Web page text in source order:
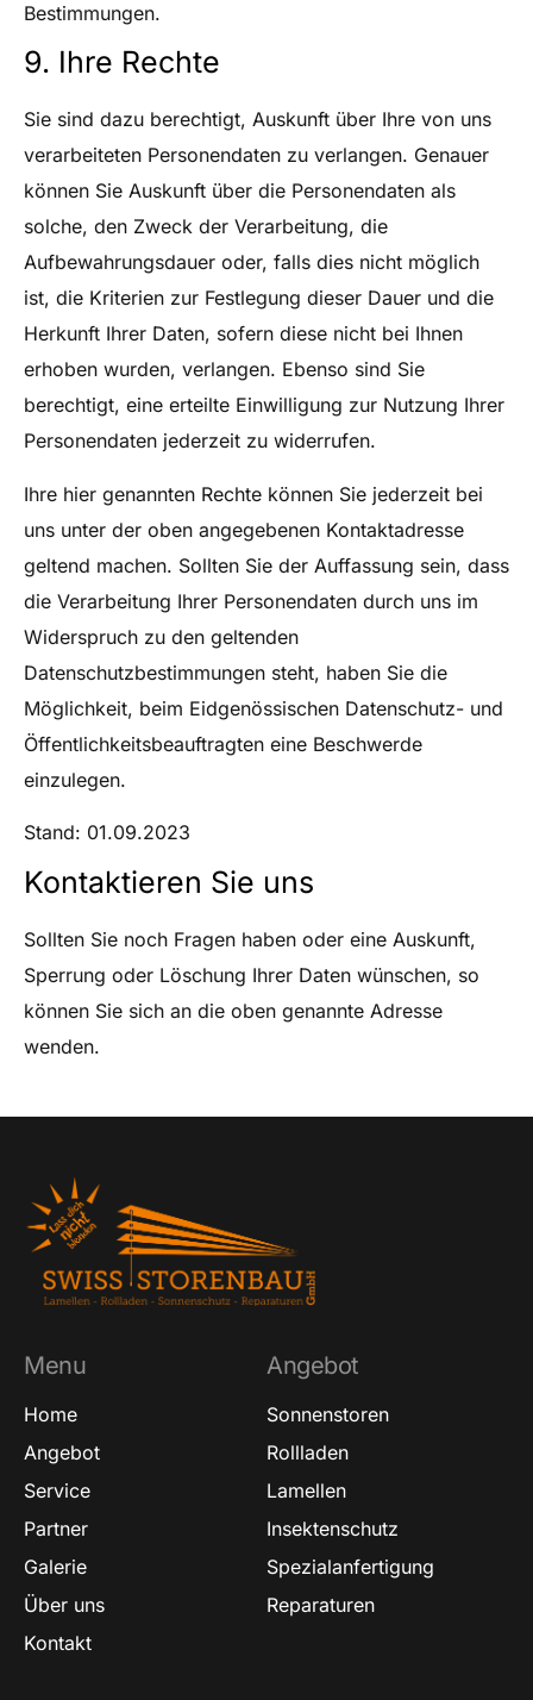
Bestimmungen.
9. Ihre Rechte
Sie sind dazu berechtigt, Auskunft über Ihre von uns
verarbeiteten Personendaten zu verlangen. Genauer
können Sie Auskunft über die Personendaten als
solche, den Zweck der Verarbeitung, die
Aufbewahrungsdauer oder, falls dies nicht möglich
ist, die Kriterien zur Festlegung dieser Dauer und die
Herkunft Ihrer Daten, sofern diese nicht bei Ihnen
erhoben wurden, verlangen. Ebenso sind Sie
berechtigt, eine erteilte Einwilligung zur Nutzung Ihrer
Personendaten jederzeit zu widerrufen.
Ihre hier genannten Rechte können Sie jederzeit bei
uns unter der oben angegebenen Kontaktadresse
geltend machen. Sollten Sie der Auffassung sein, dass
die Verarbeitung Ihrer Personendaten durch uns im
Widerspruch zu den geltenden
Datenschutzbestimmungen steht, haben Sie die
Möglichkeit, beim Eidgenössischen Datenschutz- und
Öffentlichkeitsbeauftragten eine Beschwerde
einzulegen.
Stand: 01.09.2023
Kontaktieren Sie uns
Sollten Sie noch Fragen haben oder eine Auskunft,
Sperrung oder Löschung Ihrer Daten wünschen, so
können Sie sich an die oben genannte Adresse
wenden.
Menu
Home
Angebot
Service
Partner
Galerie
Über uns
Kontakt
Angebot
Sonnenstoren
Rollladen
Lamellen
Insektenschutz
Spezialanfertigung
Reparaturen